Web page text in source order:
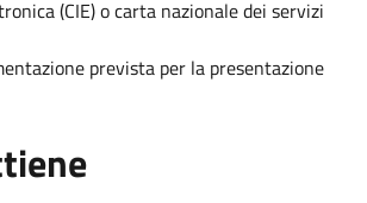
(CIE) o carta nazionale dei servizi
prevista per la presentazione